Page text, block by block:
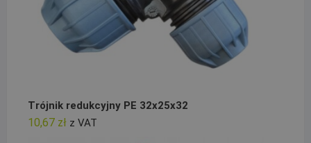
Trójnik redukcyjny PE 32x25x32
10,67 zł z VAT